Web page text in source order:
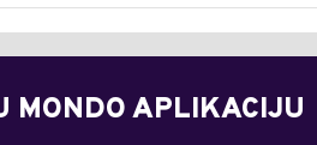
MONDO APLIKACIJU